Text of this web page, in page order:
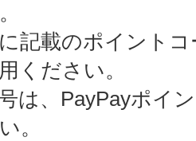
記載のポイントコ
ください。
は、PayPayポイ
。